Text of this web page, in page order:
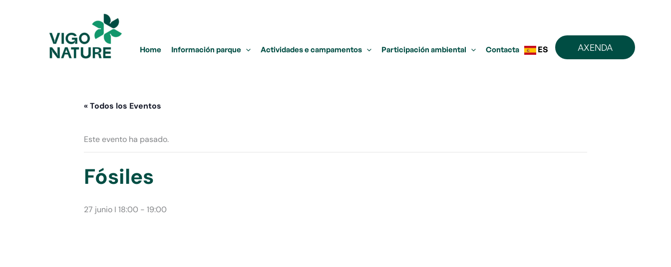
Home Información parque Actividades e campamentos Participación ambiental Contacta ES AXENDA
« Todos los Eventos
Este evento ha pasado.
Fósiles
27 junio I 18:00 - 19:00